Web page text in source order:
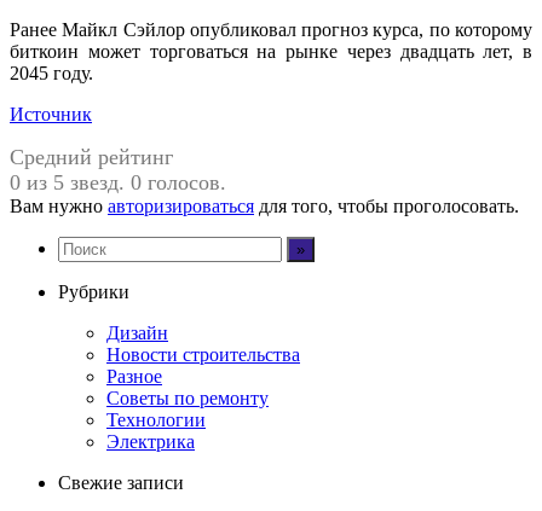
Ранее Майкл Сэйлор опубликовал прогноз курса, по которому
биткоин может торговаться на рынке через двадцать лет, в
2045 году.
Источник
Средний рейтинг
0 из 5 звезд. 0 голосов.
Вам нужно авторизироваться для того, чтобы проголосовать.
Рубрики
Дизайн
Новости строительства
Разное
Советы по ремонту
Технологии
Электрика
Свежие записи